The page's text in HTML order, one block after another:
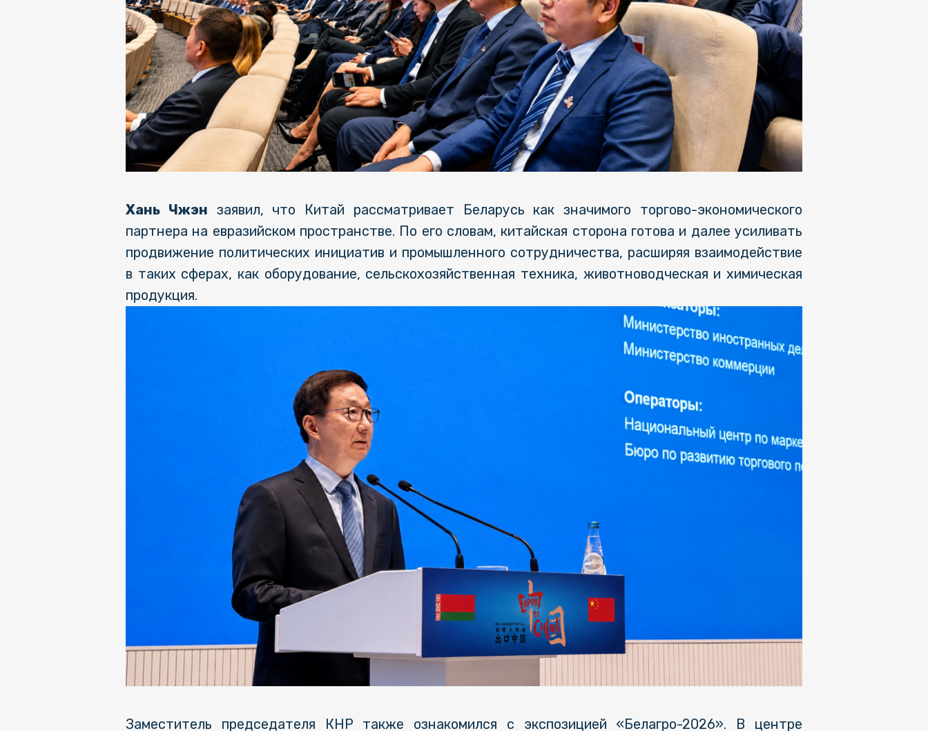
Хань Чжэн заявил, что Китай рассматривает Беларусь как значимого торгово-экономического
партнера на евразийском пространстве. По его словам, китайская сторона готова и далее усиливать
продвижение политических инициатив и промышленного сотрудничества, расширяя взаимодействие
в таких сферах, как оборудование, сельскохозяйственная техника, животноводческая и химическая
продукция.
Заместитель председателя КНР также ознакомился с экспозицией «Белагро-2026». В центре